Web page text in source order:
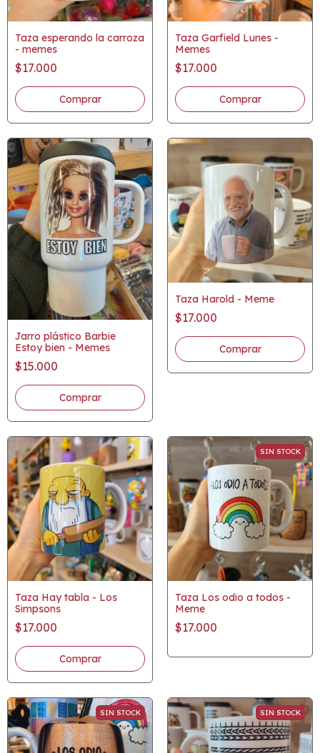
Taza esperando la carroza
- memes
$17.000
Taza Garfield Lunes -
Memes
$17.000
Jarro plástico Barbie
Estoy bien - Memes
$15.000
Taza Harold - Meme
$17.000
Taza Hay tabla - Los
Simpsons
$17.000
SIN STOCK
Taza Los odio a todos -
Meme
$17.000
SIN STOCK SIN STOCK